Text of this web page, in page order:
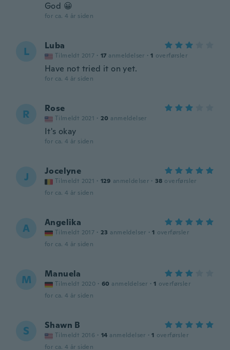
God 😀
for ca. 4 år siden
L Luba
Tilmeldt 2017 · 17 anmeldelser · 1 overførsler
Have not tried it on yet.
for ca. 4 år siden
R Rose
Tilmeldt 2021 · 20 anmeldelser
It's okay
for ca. 4 år siden
J Jocelyne
Tilmeldt 2021 · 129 anmeldelser · 38 overførsler
for ca. 4 år siden
A Angelika
Tilmeldt 2017 · 23 anmeldelser · 1 overførsler
for ca. 4 år siden
M Manuela
Tilmeldt 2020 · 60 anmeldelser · 1 overførsler
for ca. 4 år siden
S Shawn B
Tilmeldt 2016 · 14 anmeldelser · 1 overførsler
for ca. 4 år siden